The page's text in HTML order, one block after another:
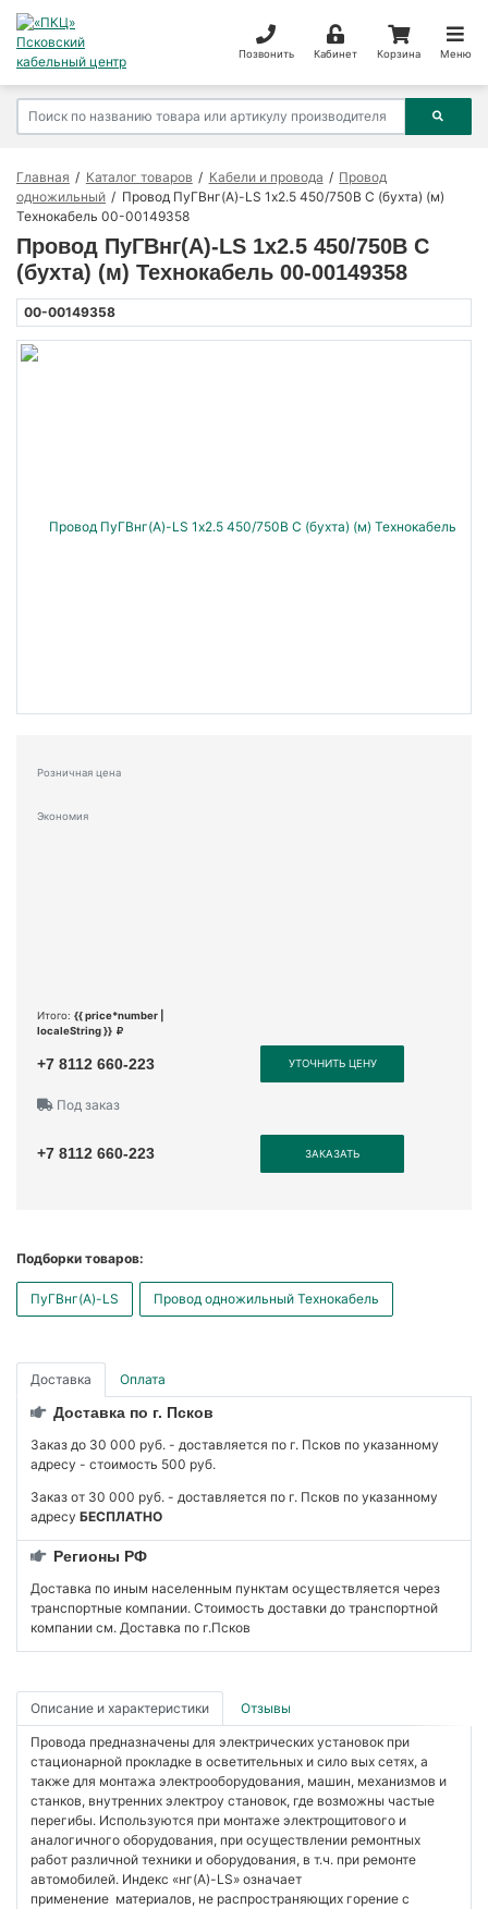
Позвонить Кабинет Корзина Меню
Главная Каталог товаров Кабели и провода
Провод
одножильный
Провод ПуГВнг(А)-LS 1х2.5 450/750В С (бухта) (м)
Технокабель 00-00149358
Провод ПуГВнг(А)-LS 1х2.5 450/750В С
(бухта) (м) Технокабель 00-00149358
00-00149358
Розничная цена
Экономия
Итого: {{ price*number |
localeString }}
+7 8112 660-223 УТОЧНИТЬ ЦЕНУ
Под заказ
+7 8112 660-223 ЗАКАЗАТЬ
Подборки товаров:
ПуГВнг(А)-LS Провод одножильный Технокабель
Доставка Оплата
Доставка по г. Псков
Заказ до 30 000 руб. - доставляется по г. Псков по указанному
адресу - стоимость 500 руб.
Заказ от 30 000 руб. - доставляется по г. Псков по указанному
адресу БЕСПЛАТНО
Регионы РФ
Доставка по иным населенным пунктам осуществляется через
транспортные компании. Стоимость доставки до транспортной
компании см. Доставка по г.Псков
Описание и характеристики Отзывы
Провода предназначены для электрических установок при
стационарной прокладке в осветительных и сило вых сетях, а
также для монтажа электрооборудования, машин, механизмов и
станков, внутренних электроу становок, где возможны частые
перегибы. Используются при монтаже электрощитового и
аналогичного оборудования, при осуществлении ремонтных
работ различной техники и оборудования, в т.ч. при ремонте
автомобилей. Индекс «нг(А)-LS» означает
применение материалов, не распространяющих горение с